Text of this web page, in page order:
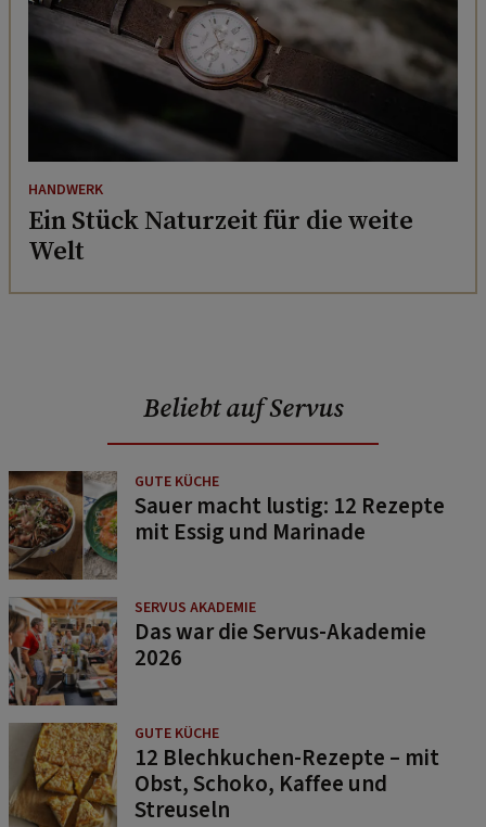
HANDWERK
Ein Stück Naturzeit für die weite
Welt
Beliebt auf Servus
GUTE KÜCHE
Sauer macht lustig: 12 Rezepte
mit Essig und Marinade
SERVUS AKADEMIE
Das war die Servus-Akademie
2026
GUTE KÜCHE
12 Blechkuchen-Rezepte – mit
Obst, Schoko, Kaffee und
Streuseln